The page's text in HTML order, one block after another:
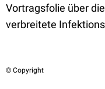
Vortragsfolie über
verbreitete
© Copyright